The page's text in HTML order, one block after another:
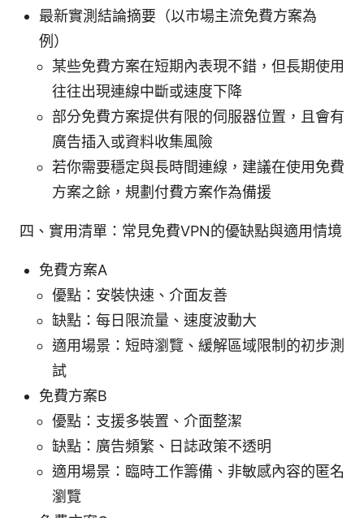
最新實測結論摘要（以市場主流免費方案為
例）
某些免費方案在短期內表現不錯，但長期使用
往往出現連線中斷或速度下降
部分免費方案提供有限的伺服器位置，且會有
廣告插入或資料收集風險
若你需要穩定與長時間連線，建議在使用免費
方案之餘，規劃付費方案作為備援
四、實用清單：常見免費VPN的優缺點與適用情境
免費方案A
優點：安裝快速、介面友善
缺點：每日限流量、速度波動大
適用場景：短時瀏覽、緩解區域限制的初步測
試
免費方案B
優點：支援多裝置、介面整潔
缺點：廣告頻繁、日誌政策不透明
適用場景：臨時工作籌備、非敏感內容的匿名
瀏覽